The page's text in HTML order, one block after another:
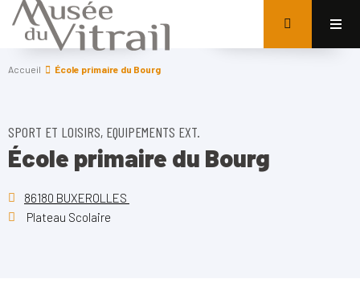
Accueil École primaire du Bourg
SPORT ET LOISIRS, EQUIPEMENTS EXT.
École primaire du Bourg
86180 BUXEROLLES
Plateau Scolaire